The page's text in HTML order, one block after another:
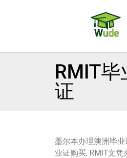
RMIT
证
墨尔本办理澳洲毕
业证购买, RMIT文